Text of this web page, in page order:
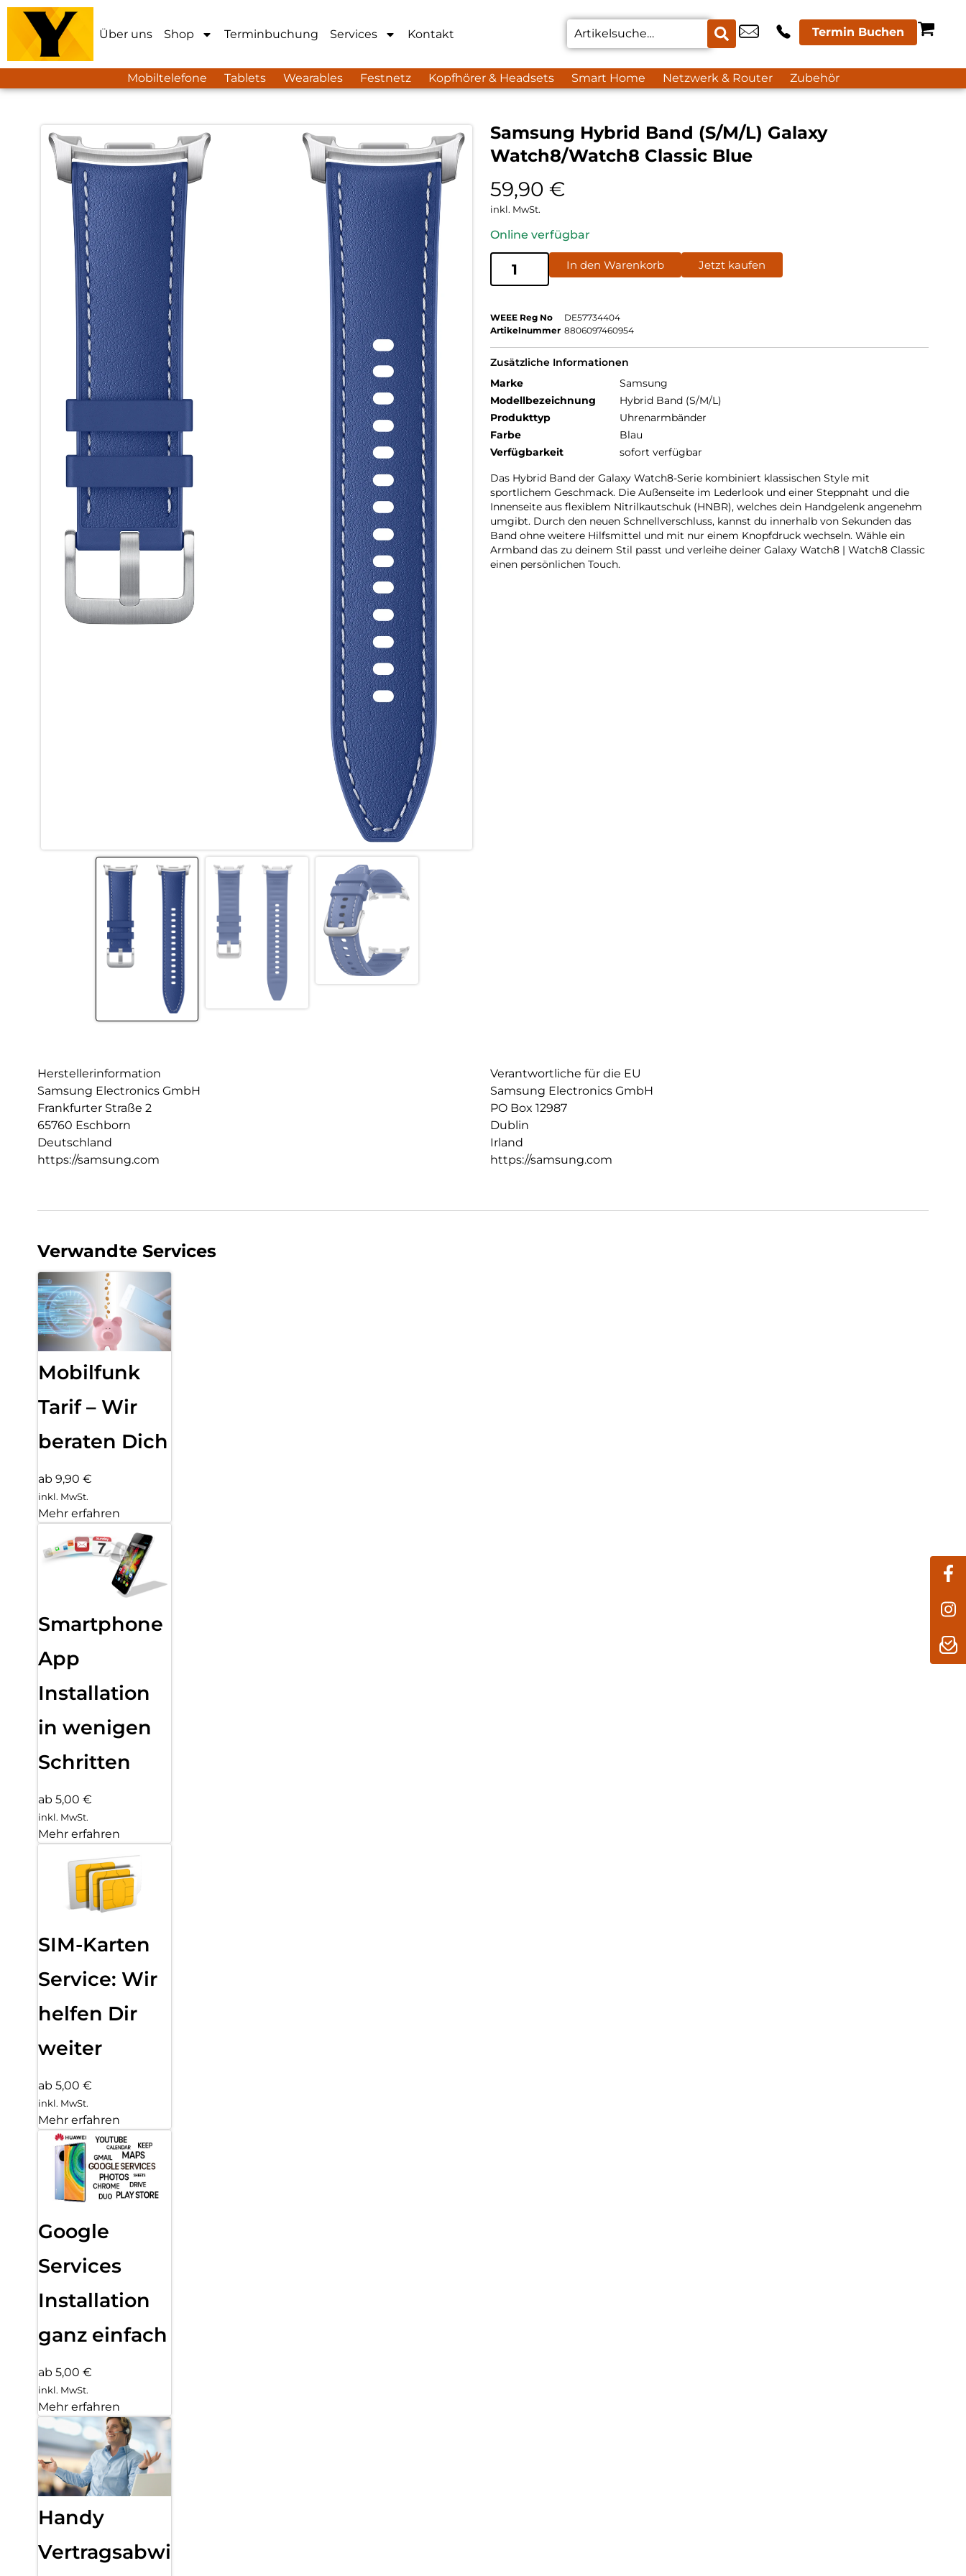
Über uns Shop Terminbuchung Services Kontakt Termin Buchen
Mobiltelefone Tablets Wearables Festnetz Kopfhörer & Headsets Smart Home Netzwerk & Router Zubehör
Samsung Hybrid Band (S/M/L) Galaxy
Watch8/Watch8 Classic Blue
59,90 €
inkl. MwSt.
Online verfügbar
In den Warenkorb Jetzt kaufen
WEEE Reg No
DE57734404
Artikelnummer 8806097460954
Zusätzliche Informationen
Marke
Samsung
Modellbezeichnung
Hybrid Band (S/M/L)
Produkttyp
Uhrenarmbänder
Farbe
Blau
Verfügbarkeit
sofort verfügbar
Das Hybrid Band der Galaxy Watch8-Serie kombiniert klassischen Style mit
sportlichem Geschmack. Die Außenseite im Lederlook und einer Steppnaht und die
Innenseite aus flexiblem Nitrilkautschuk (HNBR), welches dein Handgelenk angenehm
umgibt. Durch den neuen Schnellverschluss, kannst du innerhalb von Sekunden das
Band ohne weitere Hilfsmittel und mit nur einem Knopfdruck wechseln. Wähle ein
Armband das zu deinem Stil passt und verleihe deiner Galaxy Watch8 | Watch8 Classic
einen persönlichen Touch.
Herstellerinformation
Samsung Electronics GmbH
Frankfurter Straße 2
65760 Eschborn
Deutschland
https://samsung.com
Verantwortliche für die EU
Samsung Electronics GmbH
PO Box 12987
Dublin
Irland
https://samsung.com
Verwandte Services
Mobilfunk
Tarif – Wir
beraten Dich
ab 9,90 €
inkl. MwSt.
Mehr erfahren
Smartphone
App
Installation
in wenigen
Schritten
ab 5,00 €
inkl. MwSt.
Mehr erfahren
SIM-Karten
Service: Wir
helfen Dir
weiter
ab 5,00 €
inkl. MwSt.
Mehr erfahren
Google
Services
Installation
ganz einfach
ab 5,00 €
inkl. MwSt.
Mehr erfahren
Handy
Vertragsabwicklung